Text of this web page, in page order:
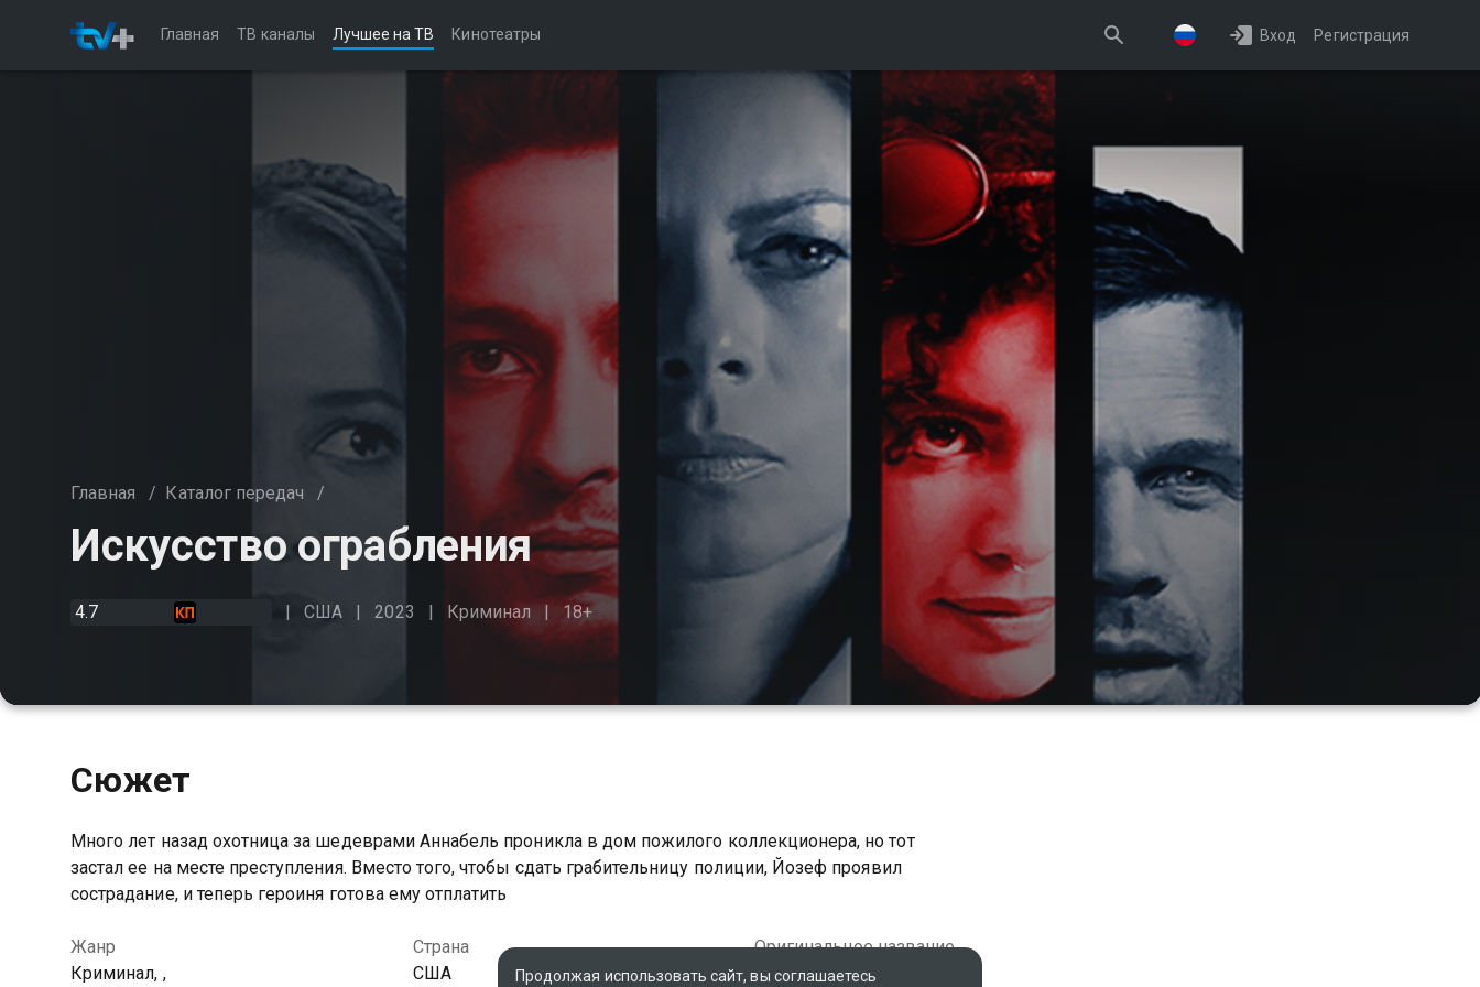
Главная ТВ каналы Лучшее на ТВ Кинотеатры Вход Регистрация
Главная / Каталог передач /
Искусство ограбления
4.7 США 2023 Криминал 18+
Сюжет
Много лет назад охотница за шедеврами Аннабель проникла в дом пожилого коллекционера, но тот
застал ее на месте преступления. Вместо того, чтобы сдать грабительницу полиции, Йозеф проявил
сострадание, и теперь героиня готова ему отплатить
Жанр
Криминал, ,
Страна
США
Оригинальное название
Righteous Thieves
Продолжая использовать сайт, вы соглашаетесь